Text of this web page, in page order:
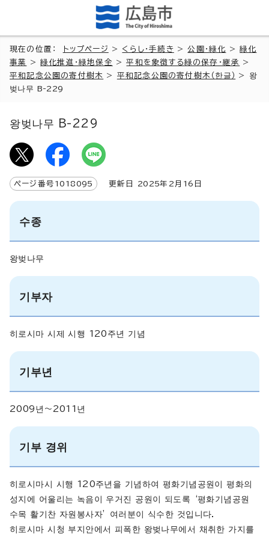
現在の位置： トップページ > くらし・手続き >公園・緑化 >緑化
事業
>緑化推進・緑地保全 >平和を象徴する緑の保存・継承
>
平和記念公園の寄付樹木
> 平和記念公園の寄付樹木（ 한글 ） > 왕
벚나무 B-229
왕벚나무 B-229
ページ番号 1018095 更新日 2025年2月 16 日
수종
왕벚나무
기부자
히로시마 시제 시행 120주년 기념
기부년
2009년～2011년
기부 경위
히로시마시 시행 120주년을 기념하여 평화기념공원이 평화의
성지에 어울리는 녹음이 우거진 공원이 되도록 ‘평화기념공원
수목 활기찬 자원봉사자’ 여러분이 식수한 것입니다.
히로시마 시청 부지안에서 피폭한 왕벚나무에서 채취한 가지를